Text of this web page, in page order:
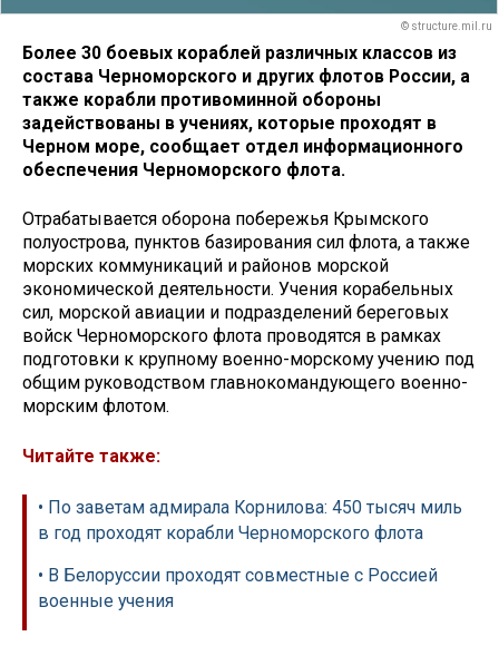
© structure.mil.ru
Более 30 боевых кораблей различных классов из
состава Черноморского и других флотов России, а
также корабли противоминной обороны
задействованы в учениях, которые проходят в
Черном море, сообщает отдел информационного
обеспечения Черноморского флота.
Отрабатывается оборона побережья Крымского
полуострова, пунктов базирования сил флота, а также
морских коммуникаций и районов морской
экономической деятельности. Учения корабельных
сил, морской авиации и подразделений береговых
войск Черноморского флота проводятся в рамках
подготовки к крупному военно-морскому учению под
общим руководством главнокомандующего военно-
морским флотом.
Читайте также:
• По заветам адмирала Корнилова: 450 тысяч миль
в год проходят корабли Черноморского флота
• В Белоруссии проходят совместные с Россией
военные учения